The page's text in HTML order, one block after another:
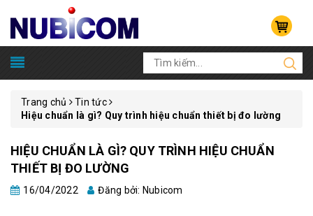
Trang chủ
Tin tức
Hiệu chuẩn là gì? Quy trình hiệu chuẩn thiết bị đo lường
HIỆU CHUẨN LÀ GÌ? QUY TRÌNH HIỆU CHUẨN
THIẾT BỊ ĐO LƯỜNG
16/04/2022 Đăng bởi: Nubicom